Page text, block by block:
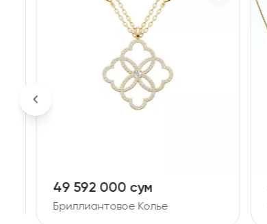
49 592 000 сум
Бриллиантовое Колье